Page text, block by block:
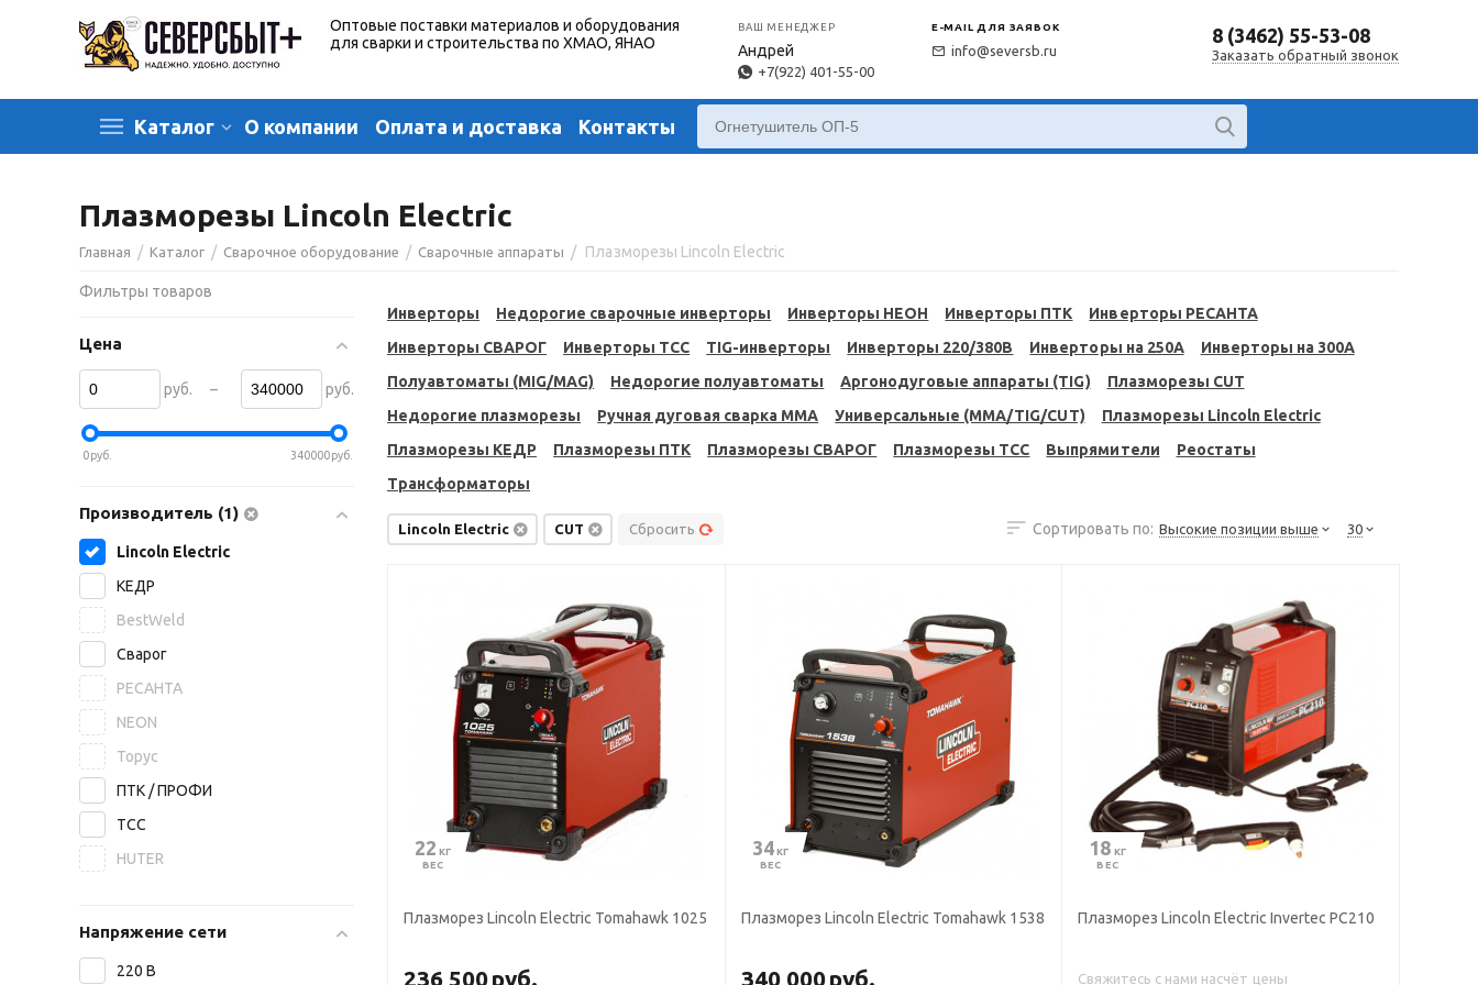
Оптовые поставки материалов и оборудования
для сварки и строительства по ХМАО, ЯНАО
ВАШ МЕНЕДЖЕР
Андрей
+7(922) 401-55-00
E-MAIL ДЛЯ ЗАЯВОК
info@seversb.ru
8 (3462) 55-53-08
Заказать обратный звонок
Каталог О компании Оплата и доставка Контакты
Плазморезы Lincoln Electric
Главная / Каталог / Сварочное оборудование / Сварочные аппараты / Плазморезы Lincoln Electric
Инверторы Недорогие сварочные инверторы Инверторы НЕОН Инверторы ПТК
Инверторы РЕСАНТА
Инверторы СВАРОГ
Инверторы ТСС TIG-инверторы Инверторы 220/380В Инверторы на 250A
Инверторы на 300A
Полуавтоматы (MIG/MAG)
Недорогие полуавтоматы Аргонодуговые аппараты (TIG)
Плазморезы CUT
Недорогие плазморезы
Ручная дуговая сварка MMA Универсальные (MMA/TIG/CUT)
Плазморезы Lincoln Electric
Плазморезы КЕДР
Плазморезы ПТК Плазморезы СВАРОГ Плазморезы ТСС Выпрямители
Реостаты
Трансформаторы
Lincoln Electric CUT Сбросить Сортировать по: Высокие позиции выше 30
22 КГ
ВЕС
Плазморез Lincoln Electric Tomahawk 1025
236 500руб.
34 КГ
ВЕС
Плазморез Lincoln Electric Tomahawk 1538
340 000руб.
18 КГ
ВЕС
Плазморез Lincoln Electric Invertec PC210
Свяжитесь с нами насчёт цены
Фильтры товаров
Цена
руб. – руб.
0руб. 340000руб.
Производитель (1)
Lincoln Electric
КЕДР
BestWeld
Сварог
РЕСАНТА
NEON
Торус
ПТК / ПРОФИ
ТСС
HUTER
Напряжение сети
220 В